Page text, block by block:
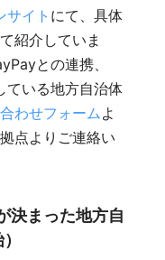
サイト にて、具体
紹介していま
との連携、
ている地方自治体
わせフォームよ
点よりご連絡い
決まった地方自